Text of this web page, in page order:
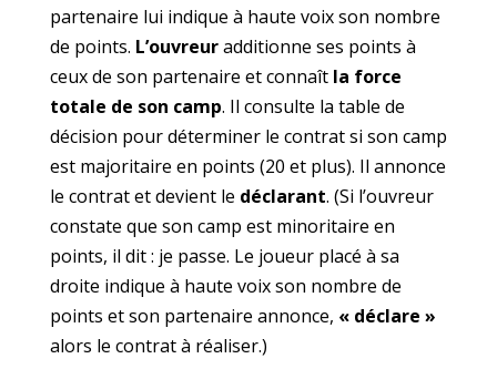
partenaire lui indique à haute voix son nombre
de points. L’ouvreuradditionne ses points à
ceux de son partenaire et connaît la force
totale de son camp. Il consulte la table de
décision pour déterminer le contrat si son camp
est majoritaire en points (20 et plus). Il annonce
le contrat et devient le déclarant. (Si l’ouvreur
constate que son camp est minoritaire en
points, il dit : je passe. Le joueur placé à sa
droite indique à haute voix son nombre de
points et son partenaire annonce, « déclare »
alors le contrat à réaliser.)